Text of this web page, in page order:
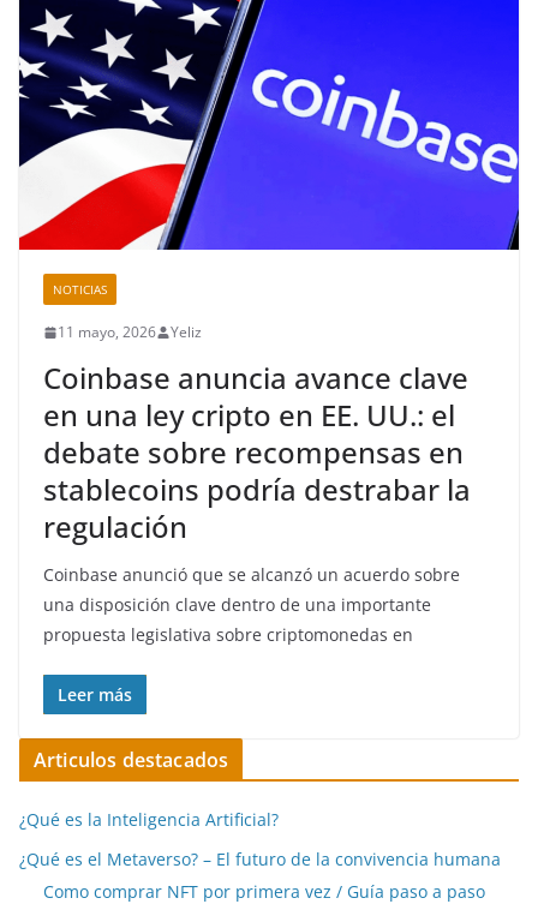
NOTICIAS
11 mayo, 2026 Yeliz
Coinbase anuncia avance clave
en una ley cripto en EE. UU.: el
debate sobre recompensas en
stablecoins podría destrabar la
regulación
Coinbase anunció que se alcanzó un acuerdo sobre
una disposición clave dentro de una importante
propuesta legislativa sobre criptomonedas en
Leer más
Articulos destacados
¿Qué es la Inteligencia Artificial?
¿Qué es el Metaverso? – El futuro de la convivencia humana
Como comprar NFT por primera vez / Guía paso a paso